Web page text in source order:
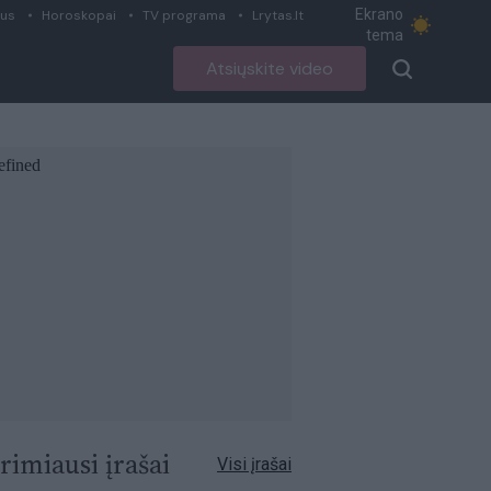
Horoskopai TV programa Lrytas.lt
Ekrano
tema
Atsiųskite video
įrašai Visi įrašai